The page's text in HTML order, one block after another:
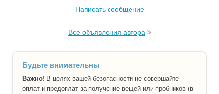
Написать сообщение
Все объявления автора
Будьте внимательны
Важно! В целях вашей безопасности не совершайте
оплат и предоплат за получение вещей или пробников (в